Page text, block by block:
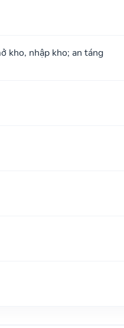
kho, nhập kho; an táng